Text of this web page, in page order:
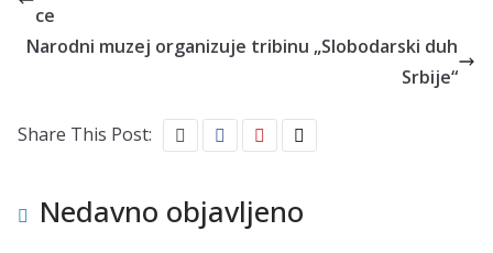
ce
Narodni muzej organizuje tribinu „Slobodarski duh
Srbije“
Share This Post:
Nedavno objavljeno